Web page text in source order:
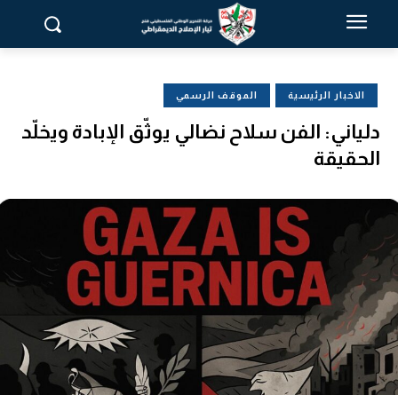
الاخبار الرئيسية الموقف الرسمي
دلياني: الفن سلاح نضالي يوثّق الإبادة ويخلّد
الحقيقة